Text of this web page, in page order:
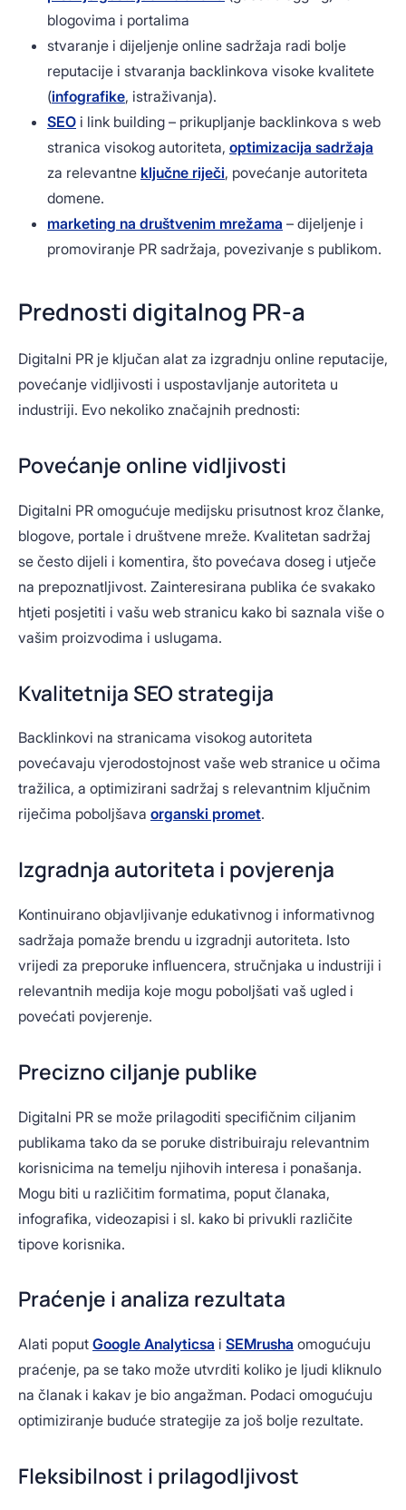
blogovima i portalima
stvaranje i dijeljenje online sadržaja radi bolje
reputacije i stvaranja backlinkova visoke kvalitete
(infografike, istraživanja).
SEO i link building – prikupljanje backlinkova s web
stranica visokog autoriteta, optimizacija sadržaja
za relevantne ključne riječi, povećanje autoriteta
domene.
marketing na društvenim mrežama – dijeljenje i
promoviranje PR sadržaja, povezivanje s publikom.
Prednosti digitalnog PR-a
Digitalni PR je ključan alat za izgradnju online reputacije,
povećanje vidljivosti i uspostavljanje autoriteta u
industriji. Evo nekoliko značajnih prednosti:
Povećanje online vidljivosti
Digitalni PR omogućuje medijsku prisutnost kroz članke,
blogove, portale i društvene mreže. Kvalitetan sadržaj
se često dijeli i komentira, što povećava doseg i utječe
na prepoznatljivost. Zainteresirana publika će svakako
htjeti posjetiti i vašu web stranicu kako bi saznala više o
vašim proizvodima i uslugama.
Kvalitetnija SEO strategija
Backlinkovi na stranicama visokog autoriteta
povećavaju vjerodostojnost vaše web stranice u očima
tražilica, a optimizirani sadržaj s relevantnim ključnim
riječima poboljšava organski promet.
Izgradnja autoriteta i povjerenja
Kontinuirano objavljivanje edukativnog i informativnog
sadržaja pomaže brendu u izgradnji autoriteta. Isto
vrijedi za preporuke influencera, stručnjaka u industriji i
relevantnih medija koje mogu poboljšati vaš ugled i
povećati povjerenje.
Precizno ciljanje publike
Digitalni PR se može prilagoditi specifičnim ciljanim
publikama tako da se poruke distribuiraju relevantnim
korisnicima na temelju njihovih interesa i ponašanja.
Mogu biti u različitim formatima, poput članaka,
infografika, videozapisi i sl. kako bi privukli različite
tipove korisnika.
Praćenje i analiza rezultata
Alati poput Google Analyticsa i SEMrusha omogućuju
praćenje, pa se tako može utvrditi koliko je ljudi kliknulo
na članak i kakav je bio angažman. Podaci omogućuju
optimiziranje buduće strategije za još bolje rezultate.
Fleksibilnost i prilagodljivost